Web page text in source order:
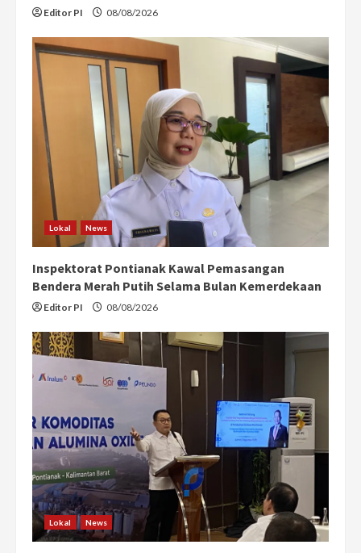
Editor PI 08/08/2026
Lokal News
Inspektorat Pontianak Kawal Pemasangan
Bendera Merah Putih Selama Bulan Kemerdekaan
Editor PI 08/08/2026
Lokal News